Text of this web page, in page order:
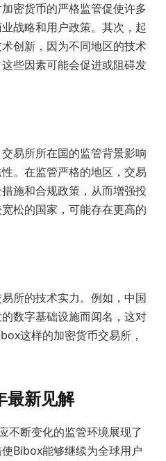
密货币的严格监管促使许多
战略和用户政策。其次，起
创新，因为不同地区的技术
些因素可能会促进或阻碍发
易所所在国的监管背景影响
。在监管严格的地区，交易
施和合规政策，从而增强投
松的国家，可能存在更高的
所的技术实力。例如，中国
数字基础设施而闻名，这对
这样的加密货币交易所，
最新见解
不断变化的监管环境展现了
Bibox能够继续为全球用户